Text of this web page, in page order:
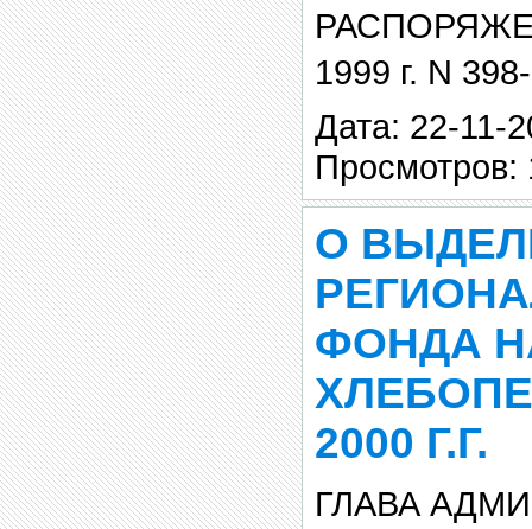
1999 г. N
Дата: 22-11-
Просмотров:
О
ФОНДА
2000 Г.Г.
ГЛАВА